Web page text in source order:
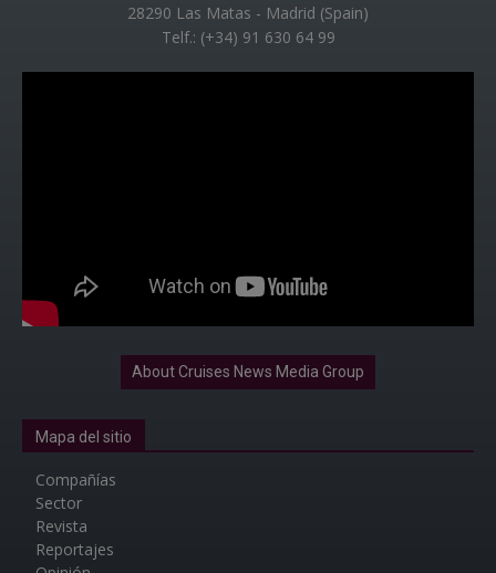
28290 Las Matas - Madrid (Spain)
Telf.: (+34) 91 630 64 99
About Cruises News Media Group
Mapa del sitio
Compañías
Sector
Revista
Reportajes